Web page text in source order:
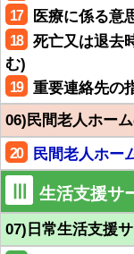
17 医療に係る意
18
死亡又は退去
む)
19
重要連絡先の
06)民間老人ホー
20 民間老人ホー
生活支援サ
07)日常生活支援